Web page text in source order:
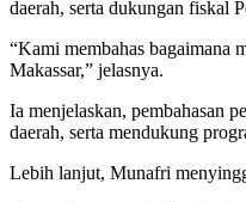
daerah, serta dukungan fiskal
“Kami membahas bagaimana
Makassar,” jelasnya.
Ia menjelaskan, pembahasan
daerah, serta mendukung
Lebih lanjut, Munafri